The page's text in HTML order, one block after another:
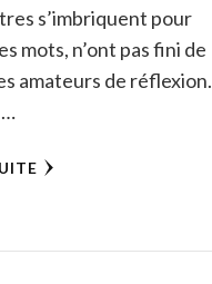
s’imbriquent pour
mots, n’ont pas fini de
amateurs de réflexion.
…